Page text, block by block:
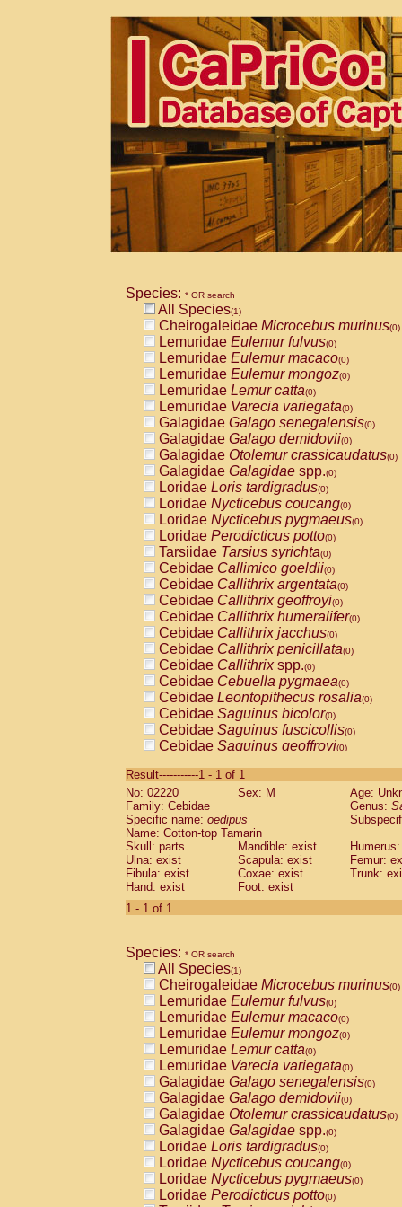
Species: * OR search
All Species(1)
Cheirogaleidae Microcebus murinus(0)
Lemuridae Eulemur fulvus(0)
Lemuridae Eulemur macaco(0)
Lemuridae Eulemur mongoz(0)
Lemuridae Lemur catta(0)
Lemuridae Varecia variegata(0)
Galagidae Galago senegalensis(0)
Galagidae Galago demidovii(0)
Galagidae Otolemur crassicaudatus(0)
Galagidae Galagidae spp.(0)
Loridae Loris tardigradus(0)
Loridae Nycticebus coucang(0)
Loridae Nycticebus pygmaeus(0)
Loridae Perodicticus potto(0)
Tarsiidae Tarsius syrichta(0)
Cebidae Callimico goeldii(0)
Cebidae Callithrix argentata(0)
Cebidae Callithrix geoffroyi(0)
Cebidae Callithrix humeralifer(0)
Cebidae Callithrix jacchus(0)
Cebidae Callithrix penicillata(0)
Cebidae Callithrixspp.(0)
Cebidae Cebuella pygmaea(0)
Cebidae Leontopithecus rosalia(0)
Cebidae Saguinus bicolor(0)
Cebidae Saguinus fuscicollis(0)
Cebidae Saguinus geoffroyi(0)
CebidaeSaguinus labiatus(0)
Cebidae Saguinus leucopus (0)
Cebidae
CebidaeSaguinus mystax
Cebidae Saguinus nigricollis (0)
Cebidae Saguinus oedipus
Cebidae Saguinus weddelli
Cebidae Saguinusspp.
Cebidae
CebidaeCebus capucinus
CebidaeCebus nigrivittatus
CebidaeCebus spp.(0)
CebidaeSaimiri boliviensis(0)
CebidaeSaimiri sciureus(0)
AtelidaeAlouatta caraya(0)
AtelidaeAlouatta fusca(0)
AtelidaeAlouatta seniculus(0)
AtelidaeAlouattaspp.(0)
AtelidaeAteles belzebuth(0)
AtelidaeAteles geoffroyi(0)
AtelidaeAteles paniscus(0)
AtelidaeAtelesspp.(0)
AtelidaeLagothrix lagothricha(0)
AtelidaeLagothrix lagothricha cana
PitheciidaeCacajao calvus
Result-----------1 - 1 of 1
No: 02220
Sex: M
Age:
Family: Cebidae
Genus:
Specific name: oedipus
Name: Cotton-top Tamarin
Skull: parts
Mandible: exist
Ulna: exist
Scapula: exist
Femur:
Fibula: exist
Coxae: exist
Trunk:
Hand: exist
Foot: exist
1 - 1 of 1
Species: * OR search
All Species(1)
Cheirogaleidae Microcebus murinus(0)
Lemuridae Eulemur fulvus(0)
Lemuridae Eulemur macaco(0)
Lemuridae Eulemur mongoz(0)
Lemuridae Lemur catta(0)
Lemuridae Varecia variegata(0)
Galagidae Galago senegalensis(0)
Galagidae Galago demidovii(0)
Galagidae Otolemur crassicaudatus(0)
Galagidae Galagidae spp.(0)
Loridae Loris tardigradus(0)
Loridae Nycticebus coucang(0)
Loridae Nycticebus pygmaeus(0)
Loridae Perodicticus potto(0)